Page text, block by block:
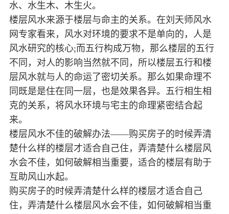
水、水生木、木生火。
楼层风水来源于楼层与命主的关系。在刘天师风水
网专家看来，风水对环境的要求不是单向的，人是
风水研究的核心;而五行构成万物，那么楼层的五行
不同，对人的影响当然就不同，所以楼层五行和楼
层风水就与人的命运了密切关系。那么如果命理不
同既是是住在同一层，也是效果各异。五行相生相
克的关系，将风水环境与宅主的命理紧密结合起
来。
楼层风水不佳的破解办法——购买房子的时候弄清
楚什么样的楼层才适合自己住，弄清楚什么楼层风
水会不佳，如何破解相当重要，适合的楼层有助于
互助风山水起。
购买房子的时候弄清楚什么样的楼层才适合自己
住，弄清楚什么楼层风水会不佳，如何破解相当重